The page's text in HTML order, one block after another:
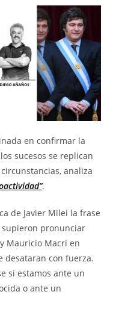
en confirmar la
sucesos se replican
analiza
.
de Javier Milei la frase
supieron pronunciar
Mauricio Macri en
desataran con fuerza.
si estamos ante un
o ante un